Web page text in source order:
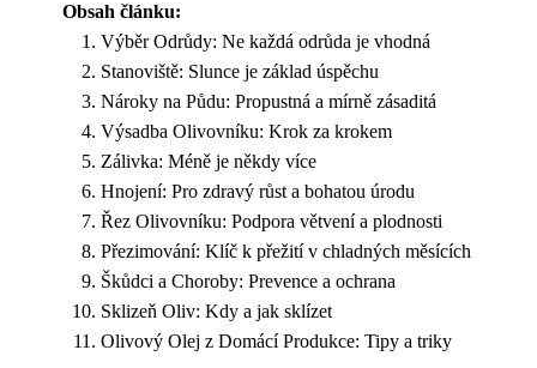
Obsah článku:
Výběr Odrůdy: Ne každá odrůda je vhodná
Stanoviště: Slunce je základ úspěchu
Nároky na Půdu: Propustná a mírně zásaditá
Výsadba Olivovníku: Krok za krokem
Zálivka: Méně je někdy více
Hnojení: Pro zdravý růst a bohatou úrodu
Řez Olivovníku: Podpora větvení a plodnosti
Přezimování: Klíč k přežití v chladných měsících
Škůdci a Choroby: Prevence a ochrana
Sklizeň Oliv: Kdy a jak sklízet
Olivový Olej z Domácí Produkce: Tipy a triky